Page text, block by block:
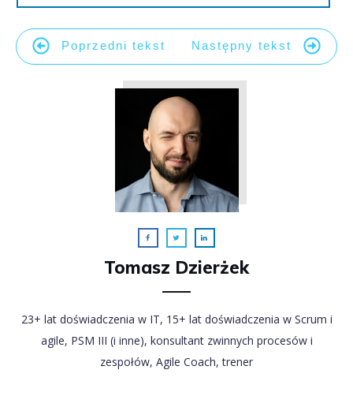
Poprzedni tekst Następny tekst
Tomasz Dzierżek
23+ lat doświadczenia w IT, 15+ lat doświadczenia w Scrum i
agile, PSM III (i inne), konsultant zwinnych procesów i
zespołów, Agile Coach, trener